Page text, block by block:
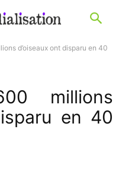
d’oiseaux ont disparu en 40
millions
en 40